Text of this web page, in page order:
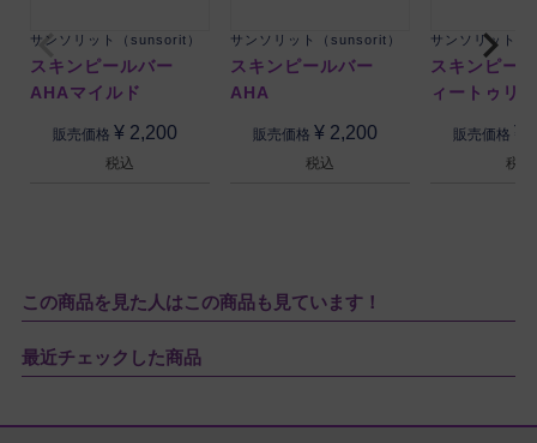
サンソリット（sunsorit）
スキンピールバー
AHAマイルド
販売価格 ¥ 2,200
税込
サンソリット（sunsorit）
スキンピールバー
AHA
販売価格 ¥ 2,200
税込
サンソリット
スキンピー
ィートゥリ
販売価格 ¥
税込
この商品を見た人はこの商品も見ています！
最近チェックした商品